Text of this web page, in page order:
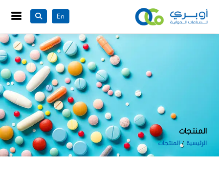
En
المنتجات
الرئيسية المنتجات